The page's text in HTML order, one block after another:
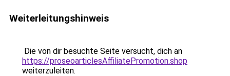
Weiterleitungshinweis
Die von dir besuchte Seite versucht, dich an
https://proseoarticlesAffiliatePromotion.shop
weiterzuleiten.